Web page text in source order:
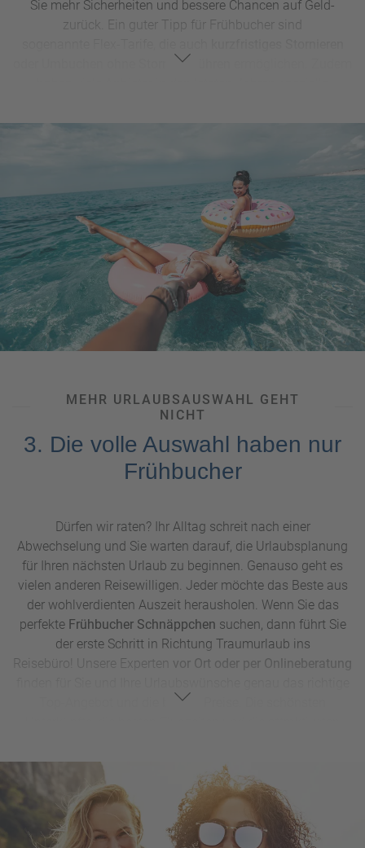
Sie mehr Sicherheiten und bessere Chancen auf Geld-
zurück. Ein guter Tipp für Frühbucher sind
oder Umbuchen ohne Stornogebühren
Ihrem Fall sinnvoll ist, darüber beraten unsere Experten im
MEHR URLAUBSAUSWAHL GEHT
NICHT
3. Die volle Auswahl haben nur
Frühbucher
Dürfen wir raten? Ihr Alltag schreit nach einer
Abwechselung und Sie warten darauf, die Urlaubsplanung
für Ihren nächsten Urlaub zu beginnen. Genauso geht es
vielen anderen Reisewilligen. Jeder möchte das Beste aus
der wohlverdienten Auszeit herausholen. Wenn Sie das
perfekteFrühbucher Schnäppchen suchen, dann führt Sie
der erste Schritt in Richtung Traumurlaub ins
Reisebüro! Unsere Experten vor Ort oder per Onlineberatung
Top-Angebot und die besten Preise. Die schönsten
sich früh zu planen, um alle Wünsche für Ihren
Traumurlaub realisieren zu können. Mittelfristige und
Last-Minute-Bucher
haben dagegen oft nur mehr eine
limitierte Auswahl und müssen sich mit Restplätzen
zufriedengeben. Was in der Nebensaison zu Schnäppchen